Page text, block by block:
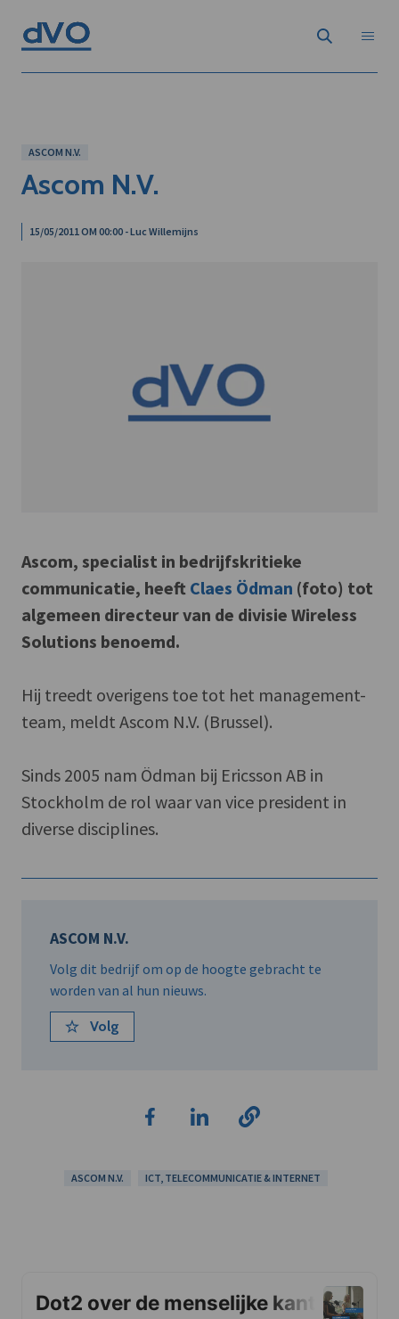
ASCOM N.V.
Ascom N.V.
15/05/2011 OM 00:00 - Luc Willemijns
Ascom, specialist in bedrijfskritieke
communicatie, heeft Claes Ödman (foto) tot
algemeen directeur van de divisie Wireless
Solutions benoemd.
Hij treedt overigens toe tot het management-
team, meldt Ascom N.V. (Brussel).
Sinds 2005 nam Ödman bij Ericsson AB in
Stockholm de rol waar van vice president in
diverse disciplines.
ASCOM N.V.
Volg dit bedrijf om op de hoogte gebracht te
worden van al hun nieuws.
Volg
ASCOM N.V. ICT, TELECOMMUNICATIE & INTERNET